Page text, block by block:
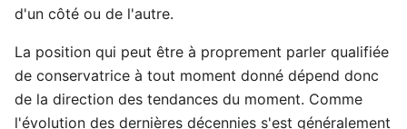
d'un côté ou de l'autre.
La position qui peut être à proprement parler qualifiée
de conservatrice à tout moment donné dépend donc
de la direction des tendances du moment. Comme
l'évolution des dernières décennies s'est généralement